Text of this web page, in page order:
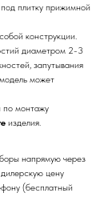
плитку прижимной
конструкции.
диаметром 2-3
запутывания
может
по монтажу
изделия.
напрямую через
цену
(бесплатный